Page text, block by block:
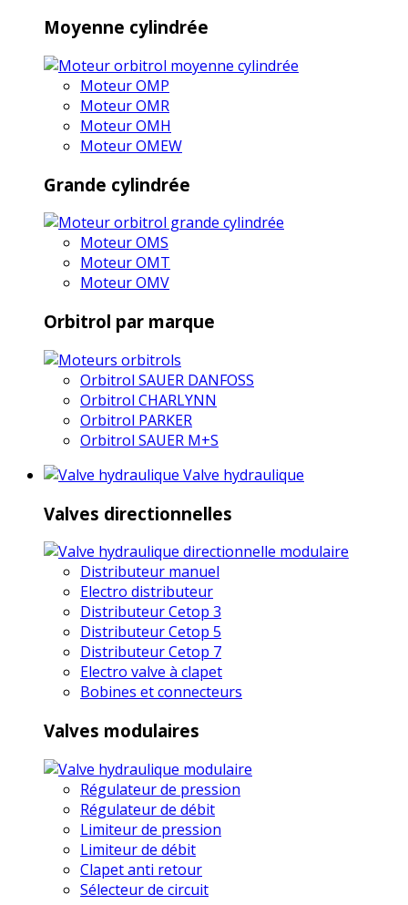
Moyenne cylindrée
Moteur OMP
Moteur OMR
Moteur OMH
Moteur OMEW
Grande cylindrée
Moteur OMS
Moteur OMT
Moteur OMV
Orbitrol par marque
Orbitrol SAUER DANFOSS
Orbitrol CHARLYNN
Orbitrol PARKER
Orbitrol SAUER M+S
Valve hydraulique
Valves directionnelles
Distributeur manuel
Electro distributeur
Distributeur Cetop 3
Distributeur Cetop 5
Distributeur Cetop 7
Electro valve à clapet
Bobines et connecteurs
Valves modulaires
Régulateur de pression
Régulateur de débit
Limiteur de pression
Limiteur de débit
Clapet anti retour
Sélecteur de circuit